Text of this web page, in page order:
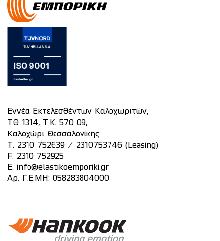
Εννέα Εκτελεσθέντων Καλοχωριτών,
ΤΘ 1314, Τ.Κ. 570 09,
Καλοχώρι Θεσσαλονίκης
T. 2310 752639 /
2310753746 (Leasing)
F. 2310 752925
E.
info@elastikoemporiki.gr
Αρ. Γ.Ε.ΜΗ: 058283804000